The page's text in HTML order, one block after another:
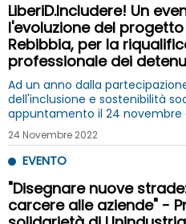
LiberiD.Includere! Un
l'evoluzione del
Rebibbia, per la
professionale dei
Ad un anno dalla
dell'inclusione e sostenibilità
appuntamento il 24 novembre
4W4I di TIM
24 Novembre 2022
EVENTO
"Disegnare nuove
carcere alle aziende" -